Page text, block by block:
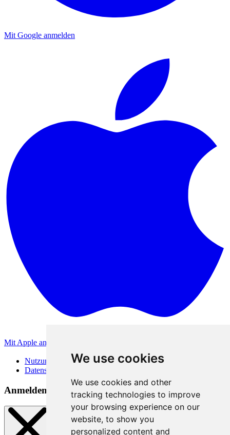
We use cookies
We use cookies and other
tracking technologies to improve
your browsing experience on our
website, to show you
personalized content and
Mit Google anmelden
Mit Apple anmelden
Nutzungsbedingungen
Datenschutzerklärung
Anmeldemethoden